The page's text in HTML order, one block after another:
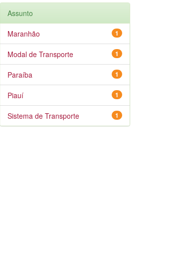
Assunto
1
Maranhão
1
Modal de Transporte
1
Paraíba
1
Piauí
1
Sistema de Transporte